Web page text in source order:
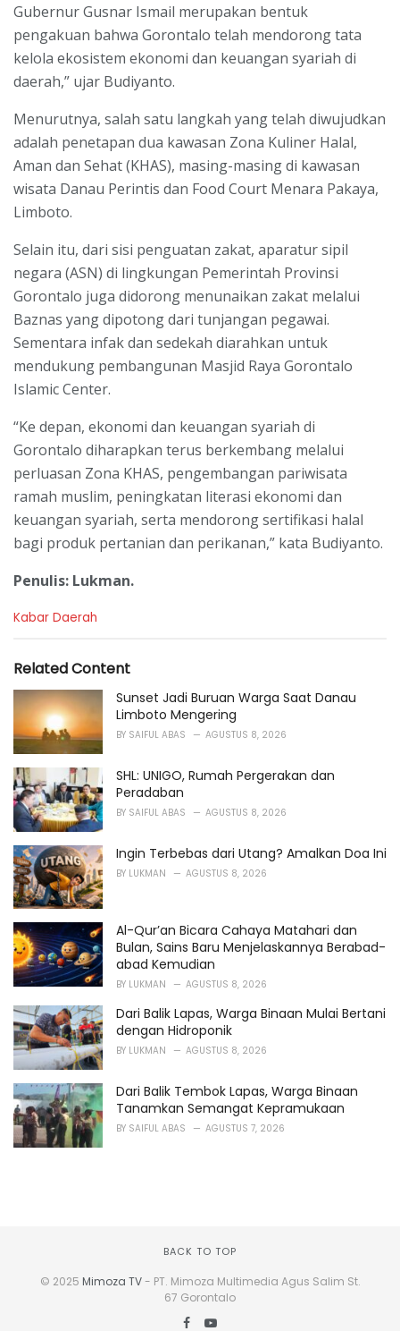
Gubernur Gusnar Ismail merupakan bentuk
pengakuan bahwa Gorontalo telah mendorong tata
kelola ekosistem ekonomi dan keuangan syariah di
daerah,” ujar Budiyanto.
Menurutnya, salah satu langkah yang telah diwujudkan
adalah penetapan dua kawasan Zona Kuliner Halal,
Aman dan Sehat (KHAS), masing-masing di kawasan
wisata Danau Perintis dan Food Court Menara Pakaya,
Limboto.
Selain itu, dari sisi penguatan zakat, aparatur sipil
negara (ASN) di lingkungan Pemerintah Provinsi
Gorontalo juga didorong menunaikan zakat melalui
Baznas yang dipotong dari tunjangan pegawai.
Sementara infak dan sedekah diarahkan untuk
mendukung pembangunan Masjid Raya Gorontalo
Islamic Center.
“Ke depan, ekonomi dan keuangan syariah di
Gorontalo diharapkan terus berkembang melalui
perluasan Zona KHAS, pengembangan pariwisata
ramah muslim, peningkatan literasi ekonomi dan
keuangan syariah, serta mendorong sertifikasi halal
bagi produk pertanian dan perikanan,” kata Budiyanto.
Penulis: Lukman.
C
e
o
r
i
e
:
Kabar Daerah
Related Content
Sunset Jadi Buruan Warga Saat Danau
Limboto Mengering
BY SAIFUL ABAS AGUSTUS 8, 2026
SHL: UNIGO, Rumah Pergerakan dan
Peradaban
BY SAIFUL ABAS AGUSTUS 8, 2026
Ingin Terbebas dari Utang? Amalkan Doa Ini
BY LUKMAN AGUSTUS 8, 2026
Al-Qur’an Bicara Cahaya Matahari dan
Bulan, Sains Baru Menjelaskannya Berabad-
abad Kemudian
BY LUKMAN AGUSTUS 8, 2026
Dari Balik Lapas, Warga Binaan Mulai Bertani
dengan Hidroponik
BY LUKMAN AGUSTUS 8, 2026
Dari Balik Tembok Lapas, Warga Binaan
Tanamkan Semangat Kepramukaan
BY SAIFUL ABAS AGUSTUS 7, 2026
BACK TO TOP
© 2025 Mimoza TV- PT. Mimoza Multimedia Agus Salim St.
67 Gorontalo